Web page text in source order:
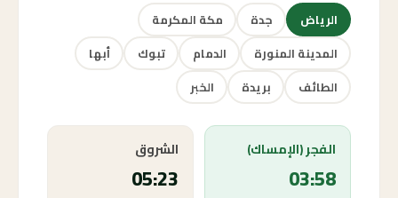
الرياض جدة
مكة المكرمة
المدينة المنورة
الدمام تبوك
أبها
الطائف
بريدة الخبر
الفجر (الإمساك)
03:58
الشروق
05:23